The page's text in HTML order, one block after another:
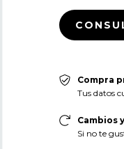
Compra
Tus datos
Cambios
Si no te